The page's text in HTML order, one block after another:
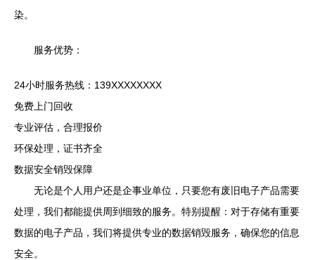
染。
服务优势：
24小时服务热线：139XXXXXXXX
免费上门回收
专业评估，合理报价
环保处理，证书齐全
数据安全销毁保障
无论是个人用户还是企事业单位，只要您有废旧电子产品需要
处理，我们都能提供周到细致的服务。特别提醒：对于存储有重要
数据的电子产品，我们将提供专业的数据销毁服务，确保您的信息
安全。